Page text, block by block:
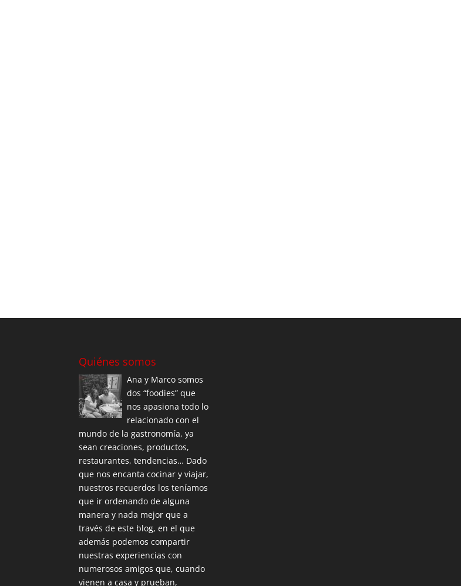
Quiénes somos
Ana y Marco somos
dos “foodies” que
nos apasiona todo lo
relacionado con el
mundo de la gastronomía, ya
sean creaciones, productos,
restaurantes, tendencias… Dado
que nos encanta cocinar y viajar,
nuestros recuerdos los teníamos
que ir ordenando de alguna
manera y nada mejor que a
través de este blog, en el que
además podemos compartir
nuestras experiencias con
numerosos amigos que, cuando
vienen a casa y prueban,